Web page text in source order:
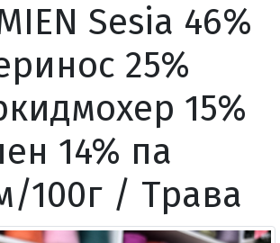
Sesia 46%
25%
15%
14% па
100г / Трава